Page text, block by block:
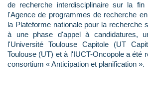
de recherche interdisciplinaire sur la
l'Agence de programmes de recherche
la Plateforme nationale pour la recherche
à une phase d'appel à candidatures,
l'Université Toulouse Capitole (UT
Toulouse (UT) et à l'IUCT-Oncopole a été
consortium « Anticipation et planification ».